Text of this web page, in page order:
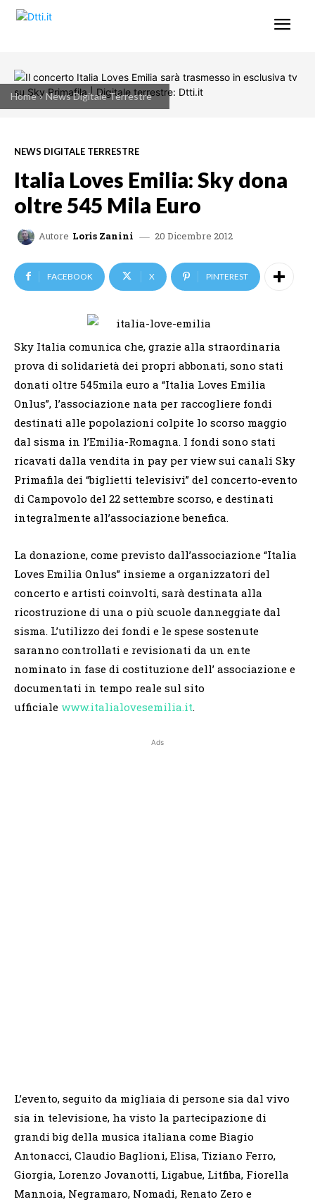
Home News Digitale Terrestre
NEWS DIGITALE TERRESTRE
Italia Loves Emilia: Sky dona
oltre 545 Mila Euro
Autore Loris Zanini 20 Dicembre 2012
FACEBOOK X PINTEREST
Sky Italia comunica che, grazie alla straordinaria
prova di solidarietà dei propri abbonati, sono stati
donati oltre 545mila euro a “Italia Loves Emilia
Onlus”, l’associazione nata per raccogliere fondi
destinati alle popolazioni colpite lo scorso maggio
dal sisma in l’Emilia-Romagna. I fondi sono stati
ricavati dalla vendita in pay per view sui canali Sky
Primafila dei “biglietti televisivi” del concerto-evento
di Campovolo del 22 settembre scorso, e destinati
integralmente all’associazione benefica.
La donazione, come previsto dall’associazione “Italia
Loves Emilia Onlus” insieme a organizzatori del
concerto e artisti coinvolti, sarà destinata alla
ricostruzione di una o più scuole danneggiate dal
sisma. L’utilizzo dei fondi e le spese sostenute
saranno controllati e revisionati da un ente
nominato in fase di costituzione dell’ associazione e
documentati in tempo reale sul sito
ufficiale www.italialovesemilia.it.
Ads
L’evento, seguito da migliaia di persone sia dal vivo
sia in televisione, ha visto la partecipazione di
grandi big della musica italiana come Biagio
Antonacci, Claudio Baglioni, Elisa, Tiziano Ferro,
Giorgia, Lorenzo Jovanotti, Ligabue, Litfiba, Fiorella
Mannoia, Negramaro, Nomadi, Renato Zero e